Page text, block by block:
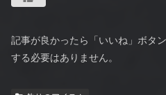
記事が良かったら「いいね」ボタ
する必要はありません。